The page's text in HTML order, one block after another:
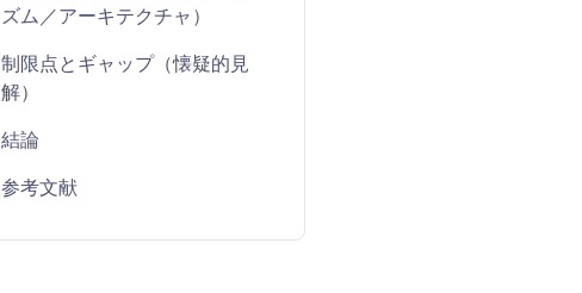
ズム／アーキテクチャ）
制限点とギャップ（懐疑的見
解）
結論
参考文献